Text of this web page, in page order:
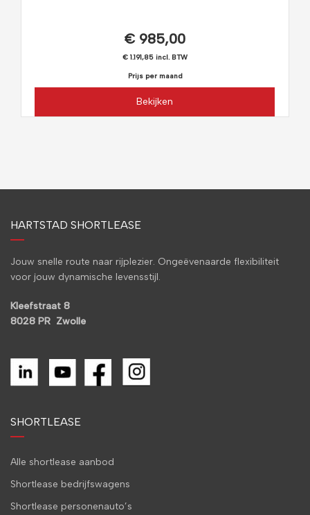
€ 985,00
€ 1.191,85 incl. BTW
Prijs per maand
Bekijken
HARTSTAD SHORTLEASE
Jouw snelle route naar rijplezier. Ongeëvenaarde flexibiliteit
voor jouw dynamische levensstijl.
Kleefstraat 8
8028 PR Zwolle
SHORTLEASE
Alle shortlease aanbod
Shortlease bedrijfswagens
Shortlease personenauto’s